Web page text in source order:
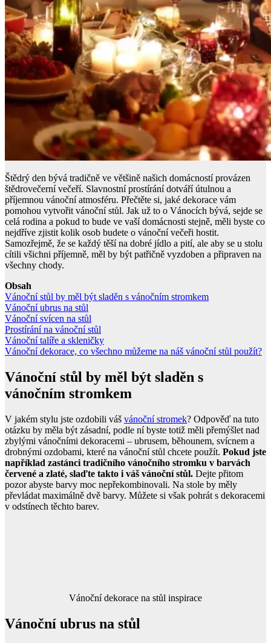
Štědrý den bývá tradičně ve většině našich domácností provázen
štědrovečerní večeří. Slavnostní prostírání dotváří útulnou a
příjemnou vánoční atmosféru. Přečtěte si, jaké dekorace vám
pomohou vytvořit vánoční stůl. Jak už to o Vánocích bývá, sejde se
celá rodina a pokud to bude ve vaší domácnosti stejně, měli byste co
nejdříve zjistit kolik osob budete o vánoční večeři hostit.
Samozřejmě, že se každý těší na dobré jídlo a pití, ale aby se u stolu
cítili všichni příjemně, měl by být patřičně vyzdoben a připraven na
všechny chody.
Obsah
Vánoční stůl by měl být sladěn s vánočním stromkem
Vánoční ubrus na stůl
Vánoční svícen na stůl
Prostírání na vánoční stůl
Vánoční talíře a skleničky
Vánoční dekorace, co všechno můžeme na náš vánoční stůl použít?
Vánoční stůl by měl být sladěn s
vánočním stromkem
V jakém stylu jste ozdobili váš vánoční stromek? Odpověď na tuto
otázku by měla být zásadní, podle ní byste totiž měli přemýšlet nad
zbylými vánočními dekoracemi – ubrusem, běhounem, svícnem a
drobnými ozdobami, které na vánoční stůl chcete použít. Pokud jste
například zastánci tradičního vánočního stromku v barvách
červené a zlaté, slaďte takto i váš vánoční stůl. Dejte přitom
pozor abyste barvy moc nepřekombinovali. Na stole by měly
převládat maximálně dvě barvy. Můžete si však pohrát s dekoracemi
v odstínech těchto barev.
Vánoční dekorace na stůl inspirace
Vánoční ubrus na stůl